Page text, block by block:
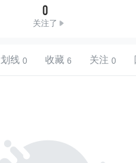
0
关注了
划线 收藏 关注